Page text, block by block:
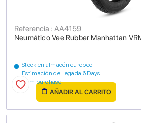
Neumático Vee Rubber Manhattan
Referencia : AA4159
Stock en almacén europeo
Estimación de llegada 6 Days
from purchase
AÑADIR AL CARRITO